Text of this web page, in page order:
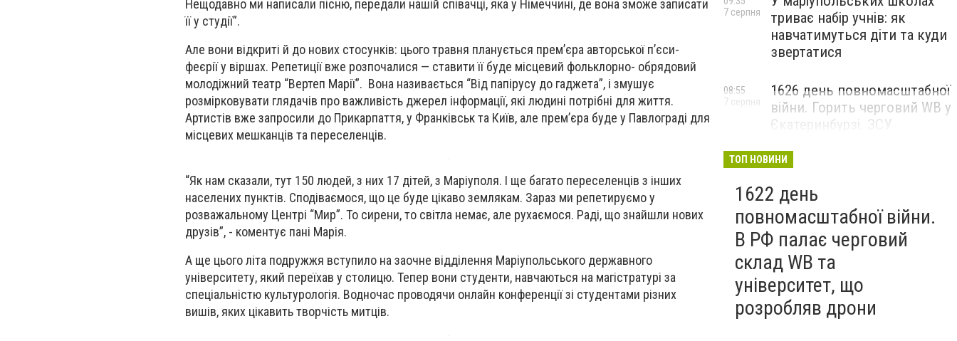
Нещодавно ми написали пісню, передали нашій співачці, яка у Німеччині, де вона зможе записати
її у студії”.
Але вони відкриті й до нових стосунків: цього травня планується прем’єра авторської п’єси-
феєрії у віршах. Репетиції вже розпочалися — ставити її буде місцевий фольклорно- обрядовий
молодіжний театр “Вертеп Марії”. Вона називається “Від папірусу до гаджета”, і змушує
розмірковувати глядачів про важливість джерел інформації, які людині потрібні для життя.
Артистів вже запросили до Прикарпаття, у Франківськ та Київ, але прем’єра буде у Павлограді для
місцевих мешканців та переселенців.
“Як нам сказали, тут 150 людей, з них 17 дітей, з Маріуполя. І ще багато переселенців з інших
населених пунктів. Сподіваємося, що це буде цікаво землякам. Зараз ми репетируємо у
розважальному Центрі “Мир”. То сирени, то світла немає, але рухаємося. Раді, що знайшли нових
друзів”, - коментує пані Марія.
А ще цього літа подружжя вступило на заочне відділення Маріупольського державного
університету, який переїхав у столицю. Тепер вони студенти, навчаються на магістратурі за
спеціальністю культурологія. Водночас проводячи онлайн конференції зі студентами різних
вишів, яких цікавить творчість митців.
триває набір учнів: як
навчатимуться діти та куди
звертатися
7 серпня
1626 день повномасштабної
війни. Горить черговий WB у
Єкатеринбурзі. ЗСУ
Маріуполі
08:55
7 серпня
ТОП НОВИНИ
1622 день
повномасштабної війни.
В РФ палає черговий
склад WB та
університет, що
розробляв дрони